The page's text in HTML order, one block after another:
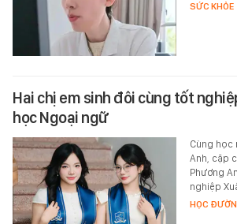
SỨC KHỎE
Hai chị em sinh đôi cùng tốt
học Ngoại ngữ
Cùng học
Anh, cặp
Phương
nghiệp
HỌC